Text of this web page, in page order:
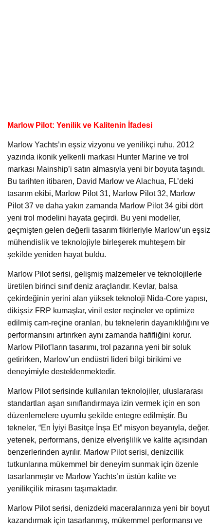
Marlow Pilot: Yenilik ve Kalitenin İfadesi
Marlow Yachts’ın eşsiz vizyonu ve yenilikçi ruhu, 2012
yazında ikonik yelkenli markası Hunter Marine ve trol
markası Mainship’i satın almasıyla yeni bir boyuta taşındı.
Bu tarihten itibaren, David Marlow ve Alachua, FL’deki
tasarım ekibi, Marlow Pilot 31, Marlow Pilot 32, Marlow
Pilot 37 ve daha yakın zamanda Marlow Pilot 34 gibi dört
yeni trol modelini hayata geçirdi. Bu yeni modeller,
geçmişten gelen değerli tasarım fikirleriyle Marlow’un eşsiz
mühendislik ve teknolojiyle birleşerek muhteşem bir
şekilde yeniden hayat buldu.
Marlow Pilot serisi, gelişmiş malzemeler ve teknolojilerle
üretilen birinci sınıf deniz araçlarıdır. Kevlar, balsa
çekirdeğinin yerini alan yüksek teknoloji Nida-Core yapısı,
dikişsiz FRP kumaşlar, vinil ester reçineler ve optimize
edilmiş cam-reçine oranları, bu teknelerin dayanıklılığını ve
performansını artırırken aynı zamanda hafifliğini korur.
Marlow Pilot’ların tasarımı, trol pazarına yeni bir soluk
getirirken, Marlow’un endüstri lideri bilgi birikimi ve
deneyimiyle desteklenmektedir.
Marlow Pilot serisinde kullanılan teknolojiler, uluslararası
standartları aşan sınıflandırmaya izin vermek için en son
düzenlemelere uyumlu şekilde entegre edilmiştir. Bu
tekneler, “En İyiyi Basitçe İnşa Et” misyon beyanıyla, değer,
yetenek, performans, denize elverişlilik ve kalite açısından
benzerlerinden ayrılır. Marlow Pilot serisi, denizcilik
tutkunlarına mükemmel bir deneyim sunmak için özenle
tasarlanmıştır ve Marlow Yachts’ın üstün kalite ve
yenilikçilik mirasını taşımaktadır.
Marlow Pilot serisi, denizdeki maceralarınıza yeni bir boyut
kazandırmak için tasarlanmış, mükemmel performansı ve